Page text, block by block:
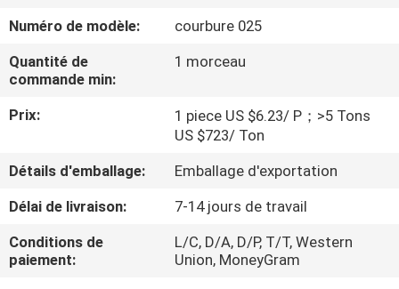
A
PROPOS
DE
VISITE
D'USINE
Numéro de modèle:
courbure 025
Quantité de
commande min:
1 morceau
Prix:
1 piece US $6.23/ P；>5 Tons
US $723/ Ton
Détails d'emballage:
Emballage d'exportation
Délai de livraison:
7-14 jours de travail
Conditions de
paiement:
L/C, D/A, D/P, T/T, Western
Union, MoneyGram